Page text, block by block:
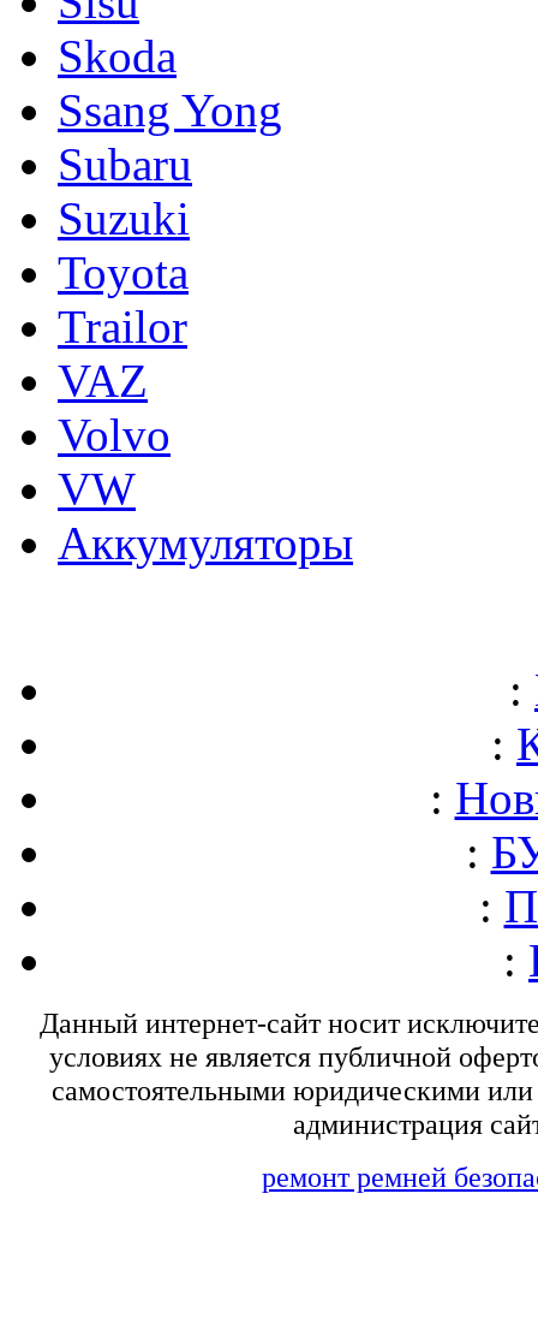
Skoda
Ssang Yong
Subaru
Suzuki
Toyota
Trailor
VAZ
Volvo
VW
Аккумуляторы
:
:
:
:
:
:
Данный интернет-сайт носит
условиях не является публичной
самостоятельными юридическими
администрация
ремонт ремней